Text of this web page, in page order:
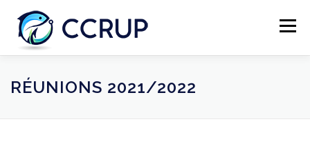
Menu
NOUS AUTRES NOUVELLES
RÉUNIONS 2021/2022